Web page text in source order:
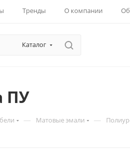
Тренды О компании
Каталог
ПУ
— Матовые эмали —